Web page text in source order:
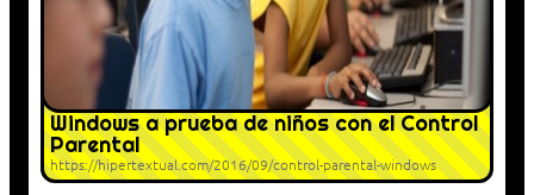
Windows a prueba de niños con el Control
Parental
https://hipertextual.com/2016/09/control-parental-windows